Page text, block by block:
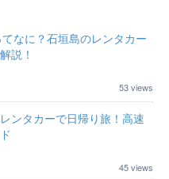
てなに？石垣島のレンタカー
説！
53 views
ンタカーで日帰り旅！高速
45 views